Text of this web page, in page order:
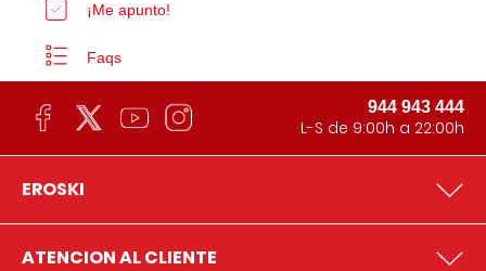
¡Me apunto!
Faqs
944 943 444
L-S de 9:00h a 22:00h
EROSKI
ATENCION AL CLIENTE